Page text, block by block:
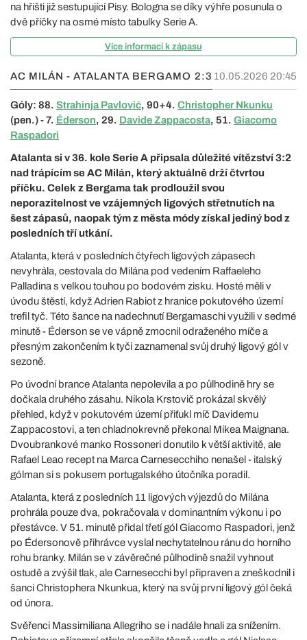
na hřišti již sestupující Pisy. Bologna se díky výhře posunula o
dvě příčky na osmé místo tabulky Serie A.
Více informací k zápasu
AC MILÁN - ATALANTA BERGAMO 2:3 10.05.2026 20:45
Góly: 88. Strahinja Pavlović, 90+4. Christopher Nkunku
(pen.) - 7. Éderson, 29. Davide Zappacosta, 51. Giacomo
Raspadori
Atalanta si v 36. kole Serie A připsala důležité vítězství 3:2
nad trápícím se AC Milán, který aktuálně drží čtvrtou
příčku. Celek z Bergama tak prodloužil svou
neporazitelnost ve vzájemných ligových střetnutích na
šest zápasů, naopak tým z města módy získal jediný bod z
posledních tří utkání.
Atalanta, která v posledních čtyřech ligových zápasech
nevyhrála, cestovala do Milána pod vedením Raffaeleho
Palladina s velkou touhou po bodovém zisku. Hosté měli v
úvodu štěstí, když Adrien Rabiot z hranice pokutového území
trefil tyč. Této šance na nadechnutí Bergamaschi využili v sedmé
minutě - Éderson se ve vápně zmocnil odraženého míče a
přesným zakončením k tyči zaznamenal svůj druhý ligový gól v
sezoně.
Po úvodní brance Atalanta nepolevila a po půlhodině hry se
dočkala druhého zásahu. Nikola Krstovič prokázal skvělý
přehled, když v pokutovém území přiťukl míč Davidemu
Zappacostovi, a ten chladnokrevně překonal Mikea Maignana.
Dvoubrankové manko Rossoneri donutilo k větší aktivitě, ale
Rafael Leao recept na Marca Carnesecchiho nenašel - italský
gólman si s pokusem portugalského útočníka poradil.
Atalanta, která z posledních 11 ligových výjezdů do Milána
prohrála pouze dva, pokračovala v dominantním výkonu i po
přestávce. V 51. minutě přidal třetí gól Giacomo Raspadori, jenž
po Édersonově přihrávce vyslal nechytatelnou ránu do horního
rohu branky. Milán se v závěrečné půlhodině snažil vyhnout
ostudě a zvýšil tlak, ale Carnesecchi byl připraven a zneškodnil i
šanci Christophera Nkunkua, který na svůj první ligový gól čeká
od února.
Svěřenci Massimiliana Allegriho se i nadále hnali za snížením.